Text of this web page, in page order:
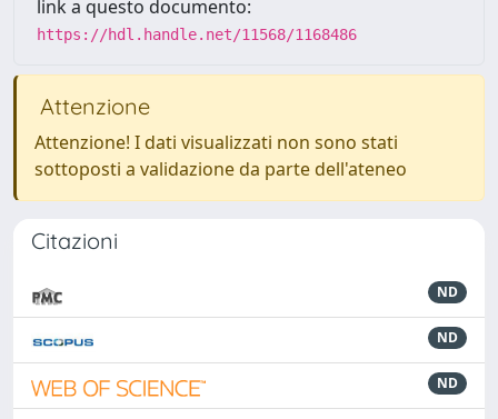
link a questo documento:
https://hdl.handle.net/11568/1168486
Attenzione
Attenzione! I dati visualizzati non sono stati
sottoposti a validazione da parte dell'ateneo
Citazioni
ND
ND
ND